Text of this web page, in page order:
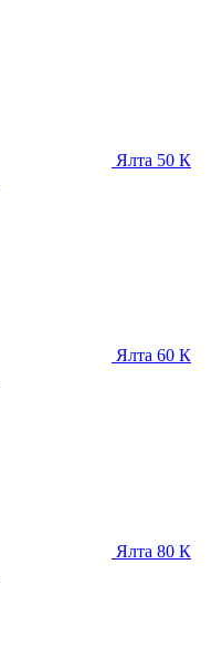
Ялта 50 К
Ялта 60 К
Ялта 80 К